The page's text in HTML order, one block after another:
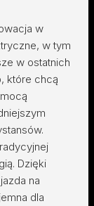
w
w tym
w ostatnich
które chcą
Dzięki
na
dla